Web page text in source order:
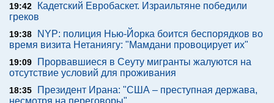
19:42
Кадетский Евробаскет. Израильтяне победили
греков
19:38
NYP: полиция Нью-Йорка боится беспорядков во
время визита Нетаниягу: "Мамдани провоцирует их"
19:09
Прорвавшиеся в Сеуту мигранты жалуются на
отсутствие условий для проживания
18:35
Президент Ирана: "США – преступная держава,
несмотря на переговоры"